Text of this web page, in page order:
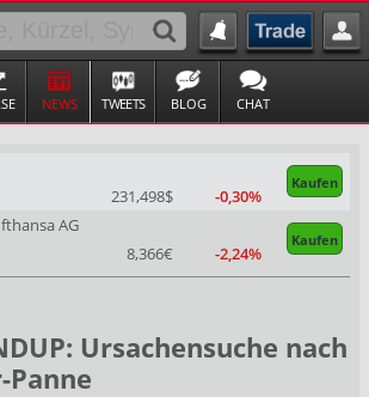
NEWS TWEETS BLOG CHAT
Kaufen
231,498$
-0,30%
AG
Kaufen
8,366€ -2,24%
Ursachensuche nach